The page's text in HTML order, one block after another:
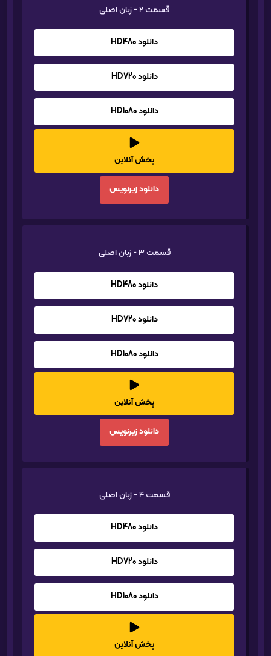
قسمت 2 - زبان اصلی
دانلود HD480
دانلود HD720
دانلود HD1080
پخش آنلاین
دانلود زیرنویس
قسمت 3 - زبان اصلی
دانلود HD480
دانلود HD720
دانلود HD1080
پخش آنلاین
دانلود زیرنویس
قسمت 4 - زبان اصلی
دانلود HD480
دانلود HD720
دانلود HD1080
پخش آنلاین